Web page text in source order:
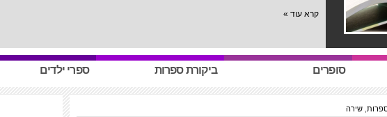
קרא עוד »
סופרים ביקורת ספרות ספרי ילדים
שירה